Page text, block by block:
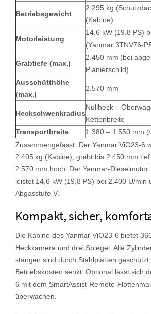
Betriebsgewicht
2.295 kg
(Kabine)
Motorleistung
14,6 kW (19,8 PS)
(Yanmar 3TNV76-
Grabtiefe (max.)
2.450 mm (bei
Planierschild)
Ausschütthöhe
(max.)
2.570 mm
Heckschwenkradius
Nullheck –
Kettenbreite
Transportbreite
1.380 – 1.550 mm
Zusammengefasst: Der Yanmar ViO23-6
2.405 kg (Kabine), gräbt bis 2.450 mm
2.570 mm hoch. Der Yanmar-Dieselmotor
leistet 14,6 kW (19,8 PS) bei 2.400 U/min
Abgasstufe V.
Kompakt, sicher,
Die Kabine des Yanmar ViO23-6 bietet
Heckkamera und drei Spiegel. Alle
stangen sind durch Stahlplatten
Betriebskosten senkt. Optional lässt sich
6 mit dem SmartAssist-Remote-
überwachen.